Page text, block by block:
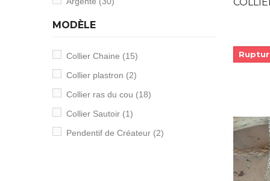
MODÈLE
Collier Chaine (15)
Collier plastron (2)
Collier ras du cou (18)
Collier Sautoir (1)
Pendentif de Créateur (2)